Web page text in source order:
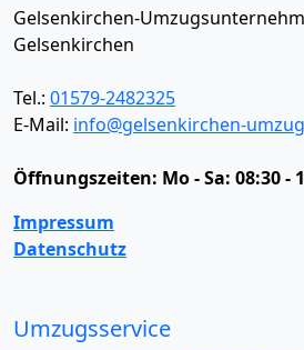
Gelsenkirchen-
Gelsenkirchen
Tel.: 01579-2482325
E-Mail: info@gelsenkirchen-
Öffnungszeiten: Mo - Sa: 08:30 -
Impressum
Datenschutz
Umzugsservice